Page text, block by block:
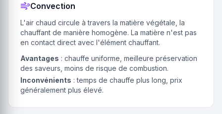
Convection
L'air chaud circule à travers la matière végétale, la
chauffant de manière homogène. La matière n'est pas
en contact direct avec l'élément chauffant.
Avantages : chauffe uniforme, meilleure préservation
des saveurs, moins de risque de combustion.
Inconvénients : temps de chauffe plus long, prix
généralement plus élevé.